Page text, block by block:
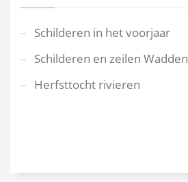
Schilderen in het voorjaar
Schilderen en zeilen Wadden
Herfsttocht rivieren